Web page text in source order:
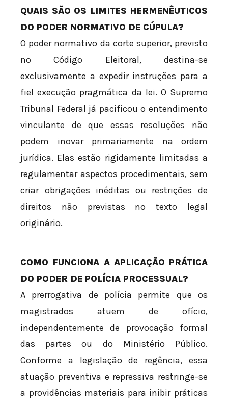
QUAIS SÃO OS LIMITES HERMENÊUTICOS
DO PODER NORMATIVO DE CÚPULA?
O poder normativo da corte superior, previsto
no Código Eleitoral, destina-se
exclusivamente a expedir instruções para a
fiel execução pragmática da lei. O Supremo
Tribunal Federal já pacificou o entendimento
vinculante de que essas resoluções não
podem inovar primariamente na ordem
jurídica. Elas estão rigidamente limitadas a
regulamentar aspectos procedimentais, sem
criar obrigações inéditas ou restrições de
direitos não previstas no texto legal
originário.
COMO FUNCIONA A APLICAÇÃO PRÁTICA
DO PODER DE POLÍCIA PROCESSUAL?
A prerrogativa de polícia permite que os
magistrados atuem de ofício,
independentemente de provocação formal
das partes ou do Ministério Público.
Conforme a legislação de regência, essa
atuação preventiva e repressiva restringe-se
a providências materiais para inibir práticas